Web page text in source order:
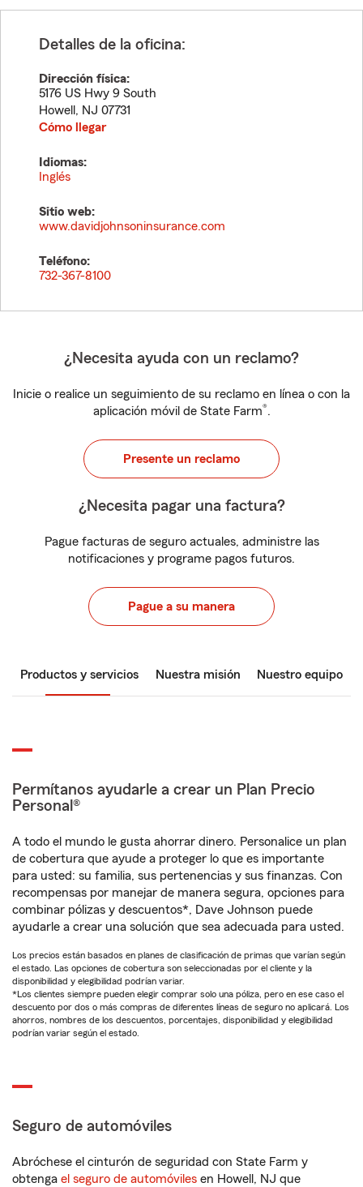
Detalles de la oficina:
Dirección física:
5176 US Hwy 9 South
Howell , NJ 07731
Cómo llegar
Idiomas:
Inglés
Sitio web:
www.davidjohnsoninsurance.com
Teléfono:
732-367-8100
¿Necesita ayuda con un reclamo?
Inicie o realice un seguimiento de su reclamo en línea o con la
aplicación móvil de State Farm®.
Presente un reclamo
¿Necesita pagar una factura?
Pague facturas de seguro actuales, administre las
notificaciones y programe pagos futuros.
Pague a su manera
Productos y servicios Nuestra misión Nuestro equipo
Permítanos ayudarle a crear un Plan Precio
Personal®
A todo el mundo le gusta ahorrar dinero. Personalice un plan
de cobertura que ayude a proteger lo que es importante
para usted: su familia, sus pertenencias y sus finanzas. Con
recompensas por manejar de manera segura, opciones para
combinar pólizas y descuentos*, Dave Johnson puede
ayudarle a crear una solución que sea adecuada para usted.
Los precios están basados en planes de clasificación de primas que varían según
el estado. Las opciones de cobertura son seleccionadas por el cliente y la
disponibilidad y elegibilidad podrían variar.
*Los clientes siempre pueden elegir comprar solo una póliza, pero en ese caso el
descuento por dos o más compras de diferentes líneas de seguro no aplicará. Los
ahorros, nombres de los descuentos, porcentajes, disponibilidad y elegibilidad
podrían variar según el estado.
Seguro de automóviles
Abróchese el cinturón de seguridad con State Farm y
obtenga el seguro de automóviles en Howell, NJ que